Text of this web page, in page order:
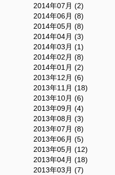
2014年07月 (2)
2014年06月 (8)
2014年05月 (8)
2014年04月 (3)
2014年03月 (1)
2014年02月 (8)
2014年01月 (2)
2013年12月 (6)
2013年11月 (18)
2013年10月 (6)
2013年09月 (4)
2013年08月 (3)
2013年07月 (8)
2013年06月 (5)
2013年05月 (12)
2013年04月 (18)
2013年03月 (7)